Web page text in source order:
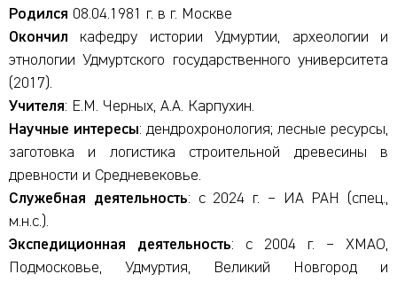
Родился 08.04.1981 г. в г. Москве
Окончил кафедру истории Удмуртии, археологии и
этнологии Удмуртского государственного университета
(2017).
Учителя: Е.М. Черных, А.А. Карпухин.
Научные интересы: дендрохронология; лесные ресурсы,
заготовка и логистика строительной древесины в
древности и Средневековье.
Служебная деятельность: с 2024 г. – ИА РАН (спец.,
м.н.с.).
Экспедиционная деятельность: с 2004 г. – ХМАО,
Подмосковье, Удмуртия, Великий Новгород и